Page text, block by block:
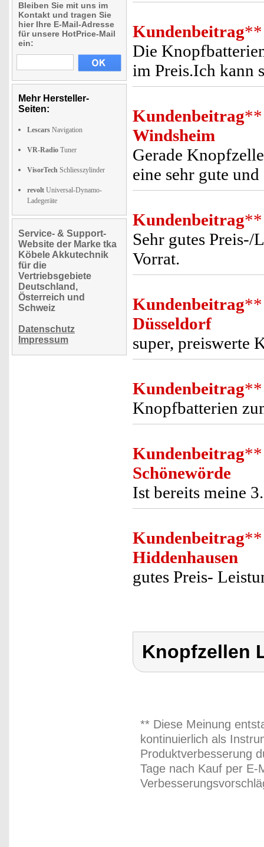
Bleiben Sie mit uns im
Kontakt und tragen Sie
hier Ihre E-Mail-Adresse
für unsere HotPrice-Mail
ein:
Mehr Hersteller-
Seiten:
Lescars Navigation
VR-Radio Tuner
VisorTech Schliesszylinder
revolt Universal-Dynamo-
Ladegeräte
Service- & Support-
Website der Marke tka
Köbele Akkutechnik
für die
Vertriebsgebiete
Deutschland,
Österreich und
Schweiz
Datenschutz
Impressum
Kundenbeitrag**
Die
im Preis.Ich kann
Kundenbeitrag**
Windsheim
Gerade
eine sehr gute
Kundenbeitrag**
Sehr gutes Preis-/
Vorrat.
Kundenbeitrag**
Düsseldorf
super, preiswerte
Kundenbeitrag**
Knopfbatterien
Kundenbeitrag**
Schönewörde
Ist bereits meine
Kundenbeitrag**
Hiddenhausen
gutes Preis-
Knopfzellen
** Diese Meinung
kontinuierlich als
Produktverbesserung
Tage nach Kauf per E-